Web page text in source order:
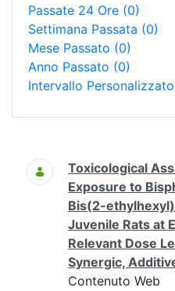
Passate 24 Ore (0)
Settimana Passata (0)
Mese Passato (0)
Anno Passato (0)
Intervallo
Ricerca
Toxicological
Exposure to
Bis(2-
Juvenile Rats at
Relevant Dose
Synergic,
Contenuto Web